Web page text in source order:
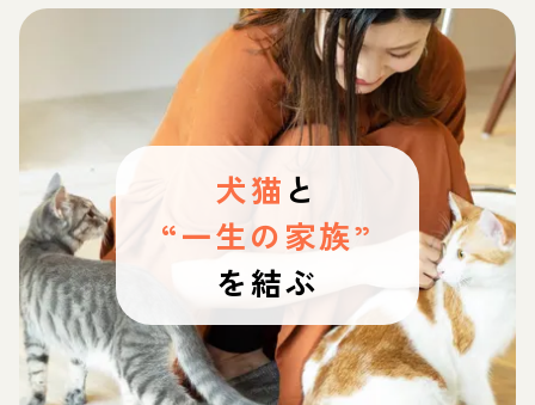
犬猫 と
“一生の家族”
を結ぶ